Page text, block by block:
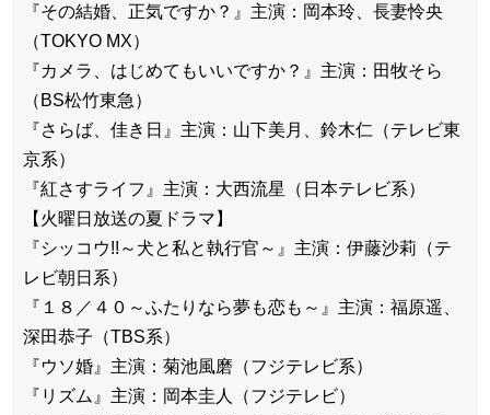
『その結婚、正気ですか？』主演：岡本玲、長妻怜央
（TOKYO MX）
『カメラ、はじめてもいいですか？』主演：田牧そら
（BS松竹東急）
『さらば、佳き日』主演：山下美月、鈴木仁（テレビ東
京系）
『紅さすライフ』主演：大西流星（日本テレビ系）
【火曜日放送の夏ドラマ】
『シッコウ!!～犬と私と執行官～』主演：伊藤沙莉（テ
レビ朝日系）
『１８／４０～ふたりなら夢も恋も～』主演：福原遥、
深田恭子（TBS系）
『ウソ婚』主演：菊池風磨（フジテレビ系）
『リズム』主演：岡本圭人（フジテレビ）